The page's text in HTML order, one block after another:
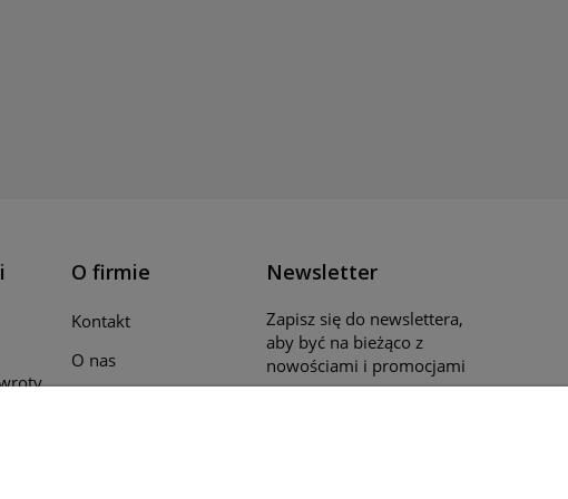
O firmie
Kontakt
O nas
Newsletter
Zapisz się do newslettera,
aby być na bieżąco z
nowościami i promocjami